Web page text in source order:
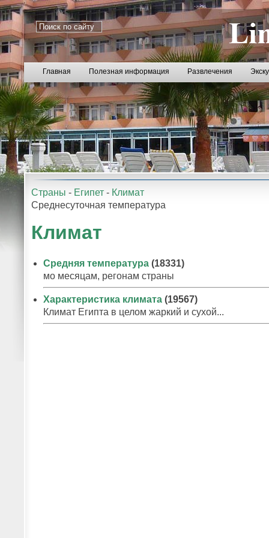
Главная Полезная информация Развлечения
Страны - Египет - Климат
Среднесуточная температура
Климат
Средняя температура (18331)
мо месяцам, регонам страны
Характеристика климата (19567)
Климат Египта в целом жаркий и сухой...